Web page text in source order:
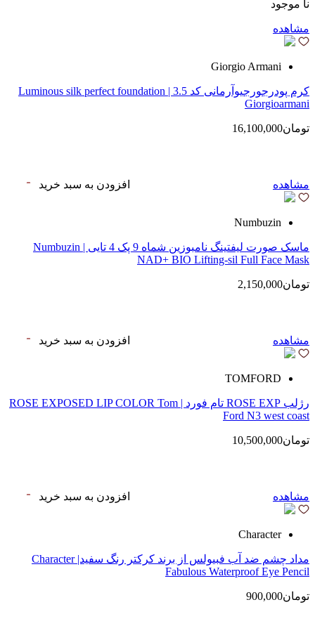
نا موجود
مشاهده
Giorgio Armani
کرم پودرجورجیوآرمانی کد 3.5 | Luminous silk perfect foundation
Giorgioarmani
تومان16,100,000
مشاهده افزودن به سبد خرید
Numbuzin
ماسک صورت لیفتینگ نامبوزین شماه 9 پک 4 تایی | Numbuzin
NAD+ BIO Lifting-sil Full Face Mask
تومان2,150,000
مشاهده افزودن به سبد خرید
TOMFORD
رژلب ROSE EXP تام فورد | ROSE EXPOSED LIP COLOR Tom
Ford N3 west coast
تومان10,500,000
مشاهده افزودن به سبد خرید
Character
مداد چشم ضد آب فبیولس از برند کرکتر رنگ سفید| Character
Fabulous Waterproof Eye Pencil
تومان900,000